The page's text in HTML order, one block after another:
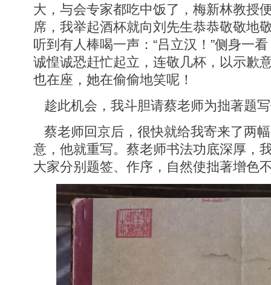
大，与会专家都吃中饭了，梅新林教授
席，我举起酒杯就向刘先生恭恭敬敬地
听到有人棒喝一声：“吕立汉！”侧身一
诚惶诚恐赶忙起立，连敬几杯，以示歉
也在座，她在偷偷地笑呢！
趁此机会，我斗胆请蔡老师为拙著题
蔡老师回京后，很快就给我寄来了两
意，他就重写。蔡老师书法功底深厚，
大家分别题签、作序，自然使拙著增色